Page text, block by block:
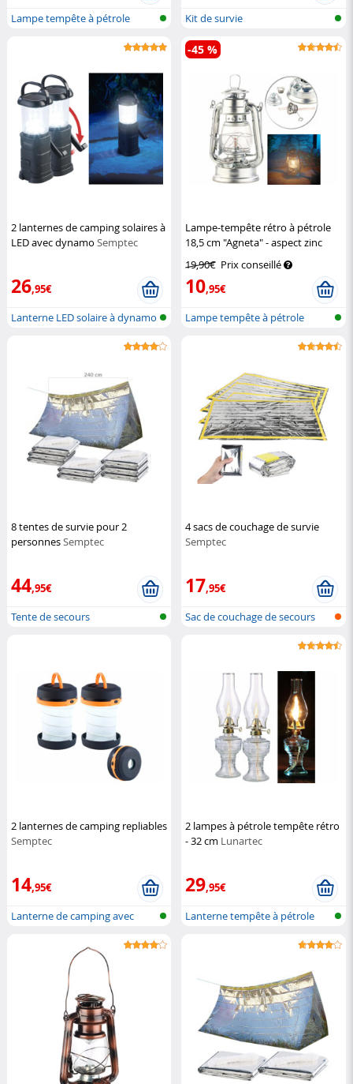
Lampe tempête à pétrole
Kit de survie
2 lanternes de camping solaires à
LED avec dynamo Semptec
26,95€
Lanterne LED solaire à dynamo
Lampe-tempête rétro à pétrole
18,5 cm "Agneta" - aspect zinc
19,90€ Prix conseillé
10,95€
-45 %
Lampe tempête à pétrole
8 tentes de survie pour 2
personnesSemptec
44,95€
Tente de secours
4 sacs de couchage de survie
Semptec
17,95€
Sac de couchage de secours
2 lanternes de camping repliables
Semptec
14,95€
Lanterne de camping avec
2 lampes à pétrole tempête rétro
- 32 cm Lunartec
29,95€
Lanterne tempête à pétrole